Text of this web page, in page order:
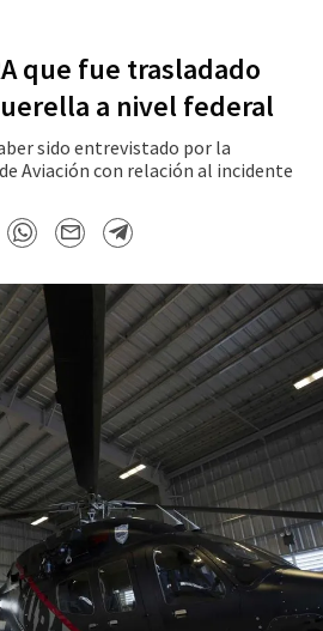
que fue trasladado
a nivel federal
sido entrevistado por la
Aviación con relación al incidente